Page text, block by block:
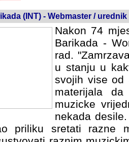
(INT) - Webmaster / urednik
Nakon 74
Barikada -
rad.
u stanju u
svojih vise od
materijala
muzicke
nekada
priliku sretati razne